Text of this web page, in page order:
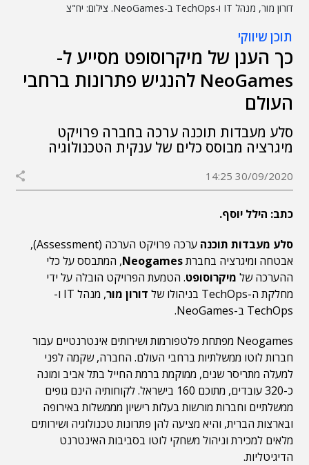
דורון מור, מנהל IT ו-TechOps ב-NeoGames. צילום: יח"צ
תוכן שיווקי
כך הענן של מיקרוסופט מסייע ל-
NeoGames להנגיש פתרונות ברחבי
העולם
סלע מעבדות תוכנה ערכה בחברה פרויקט
מיגרציה מבוסס כלים של ענקית הטכנולוגיה
30/09/2020 14:25
כתב: הילל יוסף.
סלע מעבדות תוכנה
ערכה פרויקט הערכה (Assessment),
אבטחה ומיגרציה בחברתNeogames, המתבסס על כלי
ההערכה של מיקרוסופט. הטמעת הפרויקט הובלה על ידי
מחלקת ה-TechOps בניהולו של
דורון מור
, מנהל IT ו-
TechOps ב-NeoGames.
Neogames מפתחת פלטפורמות ושירותים אינטרנטיים עבור
חברות לוטו ממשלתיות ברחבי העולם. החברה, שקמה לפני
למעלה מתריסר שנים, ממוקמת ברמת החייל בתל אביב ומונה
כ-320 עובדים, מתוכם 160 בישראל. לקוחותיה הינם גופים
ממשלתיים וחברות מורשות בעלות רישיון מממשלות באירופה
ובארצות הברית, והיא מציעה להן פתרונות טכנולוגיה ושירותים
מלאים למכירת וניהול משחקי לוטו בסביבות האינטרנט
הדיגיטליות.